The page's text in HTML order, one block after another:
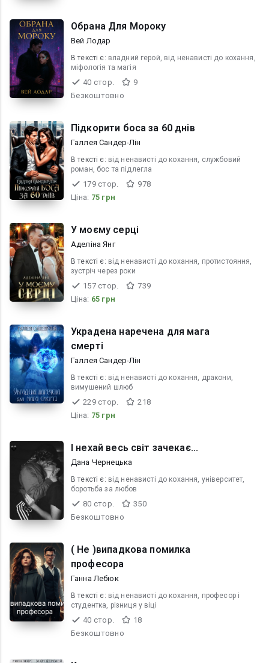
Обрана Для Мороку
Вей Лодар
В текcті є: владний герой, від ненависті до кохання,
міфологія та магія
40 стор.
9
Безкоштовно
Підкорити боса за 60 днів
Галлея Сандер-Лін
В текcті є: від ненависті до кохання, службовий
роман, бос та підлегла
179 стор.
978
Ціна: 75 грн
У моєму серці
Аделіна Янг
В текcті є: від ненависті до кохання, протистояння,
зустріч через роки
157 стор.
739
Ціна: 65 грн
Украдена наречена для мага
смерті
Галлея Сандер-Лін
В текcті є: від ненависті до кохання, дракони,
вимушений шлюб
229 стор.
218
Ціна: 75 грн
І нехай весь світ зачекає...
Дана Чернецька
В текcті є: від ненависті до кохання, університет,
боротьба за любов
80 стор.
350
Безкоштовно
( Не )випадкова помилка
професора
Ганна Лебюк
В текcті є: від ненависті до кохання, професор і
студентка, різниця у віці
40 стор.
18
Безкоштовно